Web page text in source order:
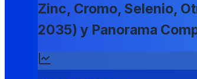
Zinc, Cromo, Selenio,
2035) y Panorama